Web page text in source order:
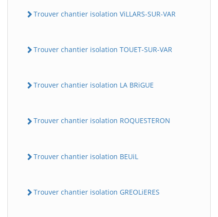
Trouver chantier isolation ViLLARS-SUR-VAR
Trouver chantier isolation TOUET-SUR-VAR
Trouver chantier isolation LA BRiGUE
Trouver chantier isolation ROQUESTERON
Trouver chantier isolation BEUiL
Trouver chantier isolation GREOLiERES
B Assistant en ligne